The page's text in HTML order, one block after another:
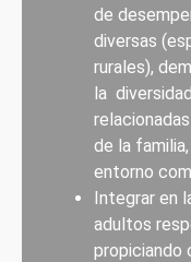
de
diversas
rurales),
la
de la
entorno
Integrar en
adultos
propiciando